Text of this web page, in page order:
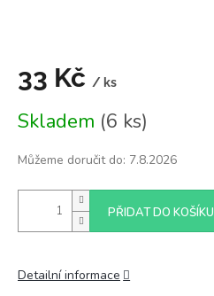
33 Kč / ks
cena:
Skladem (6 ks)
Můžeme doručit do: 7.8.2026
PŘIDAT DO KOŠÍKU
Detailní informace